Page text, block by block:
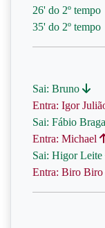
26' do 2º tempo
35' do 2º tempo
Sai: Bruno
Entra: Igor
Sai: Fábio Braga
Entra: Michael
Sai: Higor Leite
Entra: Biro Biro